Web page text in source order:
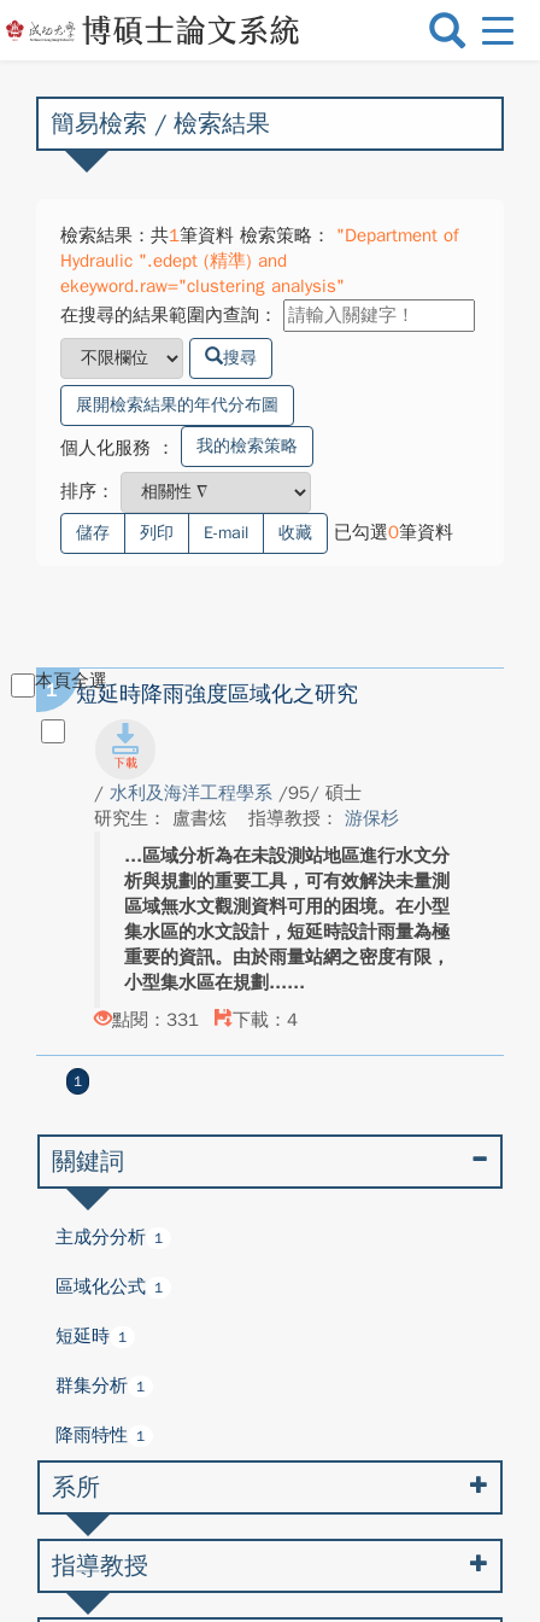
選
換
簡易檢索 / 檢索結果
檢索結果：共1筆資料 檢索策略：
"Department of
Hydraulic ".edept (精準) and
ekeyword.raw="clustering analysis"
在搜尋的結果範圍內查詢：
搜尋
展開檢索結果的年代分布圖
個人化服務 ： 我的檢索策略
排序：
儲存 列印 E-mail 收藏 已勾選0筆資料
本頁全選
1 短延時降雨強度區域化之研究
/ 水利及海洋工程學系 /95/ 碩士
研究生： 盧書炫
指導教授： 游保杉
區域分析為在未設測站地區進行水文分
析與規劃的重要工具，可有效解決未量測
區域無水文觀測資料可用的困境。在小型
集水區的水文設計，短延時設計雨量為極
重要的資訊。由於雨量站網之密度有限，
小型集水區在規劃...
點閱：331
下載：4
1
關鍵詞
主成分分析 1
區域化公式 1
短延時 1
群集分析 1
降雨特性 1
系所
指導教授